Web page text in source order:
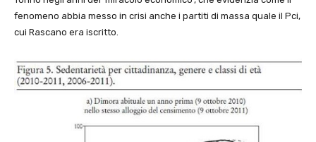
fenomeno abbia messo in crisi anche i partiti di massa quale il Pci,
cui Rascano era iscritto.